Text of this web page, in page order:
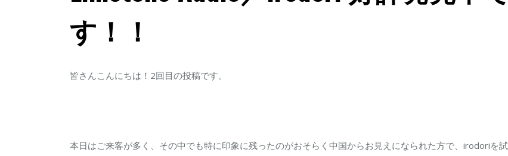
irodori
は
す！！
皆さんこんにちは！2回目の投稿です。
本日はご来客が多く、その中でも特に印象に残ったのがおそらく中国からお見えになられた方で、irodoriを